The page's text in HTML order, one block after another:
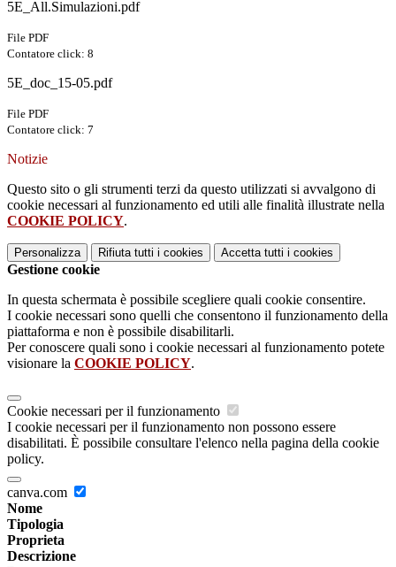
5E_All.Simulazioni.pdf
File PDF
Contatore click: 8
5E_doc_15-05.pdf
File PDF
Contatore click: 7
Notizie
Questo sito o gli strumenti terzi da questo utilizzati si avvalgono di
cookie necessari al funzionamento ed utili alle finalità illustrate nella
COOKIE POLICY.
Personalizza Rifiuta tutti i cookies Accetta tutti i cookies
Gestione cookie
In questa schermata è possibile scegliere quali cookie consentire.
I cookie necessari sono quelli che consentono il funzionamento della
piattaforma e non è possibile disabilitarli.
Per conoscere quali sono i cookie necessari al funzionamento potete
visionare la COOKIE POLICY.
Cookie necessari per il funzionamento
I cookie necessari per il funzionamento non possono essere
disabilitati. È possibile consultare l'elenco nella pagina della cookie
policy.
canva.com
Nome
Tipologia
Proprieta
Descrizione